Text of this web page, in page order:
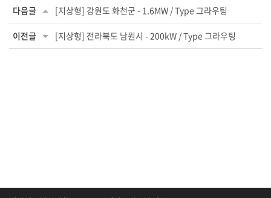
다음글 [지상형] 강원도 화천군 - 1.6MW / Type 그라우팅
이전글 [지상형] 전라북도 남원시 - 200kW / Type 그라우팅